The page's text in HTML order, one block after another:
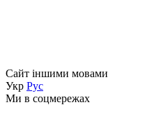
Сайт іншими мовами
Укр Рус
Ми в соцмережах